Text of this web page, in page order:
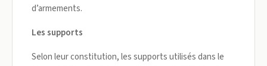
d’armements.
Les supports
Selon leur constitution, les supports utilisés dans le